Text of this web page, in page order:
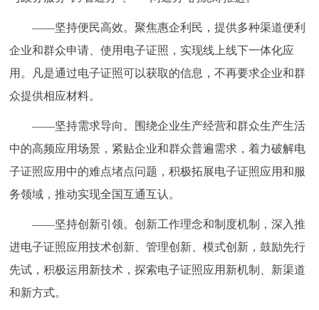
——坚持便民高效。聚焦惠企利民，提供多种渠道便利
企业和群众申请、使用电子证照，实现线上线下一体化应
用。凡是通过电子证照可以获取的信息，不再要求企业和群
众提供相应材料。
——坚持需求导向。围绕企业生产经营和群众生产生活
中的高频应用场景，紧贴企业和群众普遍需求，着力破解电
子证照应用中的难点堵点问题，积极拓展电子证照应用和服
务领域，推动实现全国互通互认。
——坚持创新引领。创新工作理念和制度机制，深入推
进电子证照应用技术创新、管理创新、模式创新，鼓励先行
先试，积极运用新技术，探索电子证照应用新机制、新渠道
和新方式。